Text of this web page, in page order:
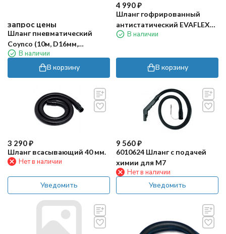
запрос цены
Шланг пневматический
Coynco (10м, D16мм,
антистатический)
В наличии
В корзину
4 990₽
Шланг гофрированный
антистатический EVAFLEX
(D50мм, 1 м.п.)
В наличии
В корзину
3 290₽
Шланг всасывающий 40 мм.
Нет в наличии
Уведомить
9 560₽
6010624 Шланг с подачей
химии для M7
Нет в наличии
Уведомить